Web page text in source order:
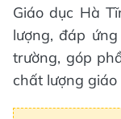
Giáo dục Hà
lượng, đáp
trường, góp
chất lượng